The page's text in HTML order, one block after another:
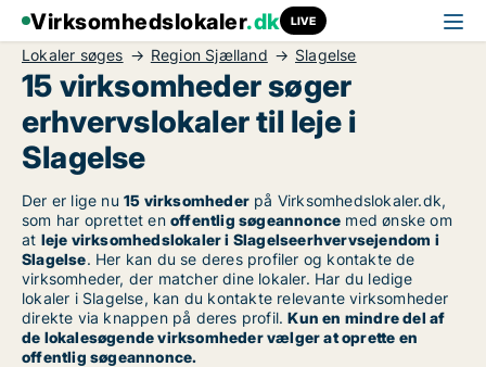
Virksomhedslokaler.dk LIVE
Lokaler søges Region Sjælland Slagelse
15 virksomheder søger
erhvervslokaler til leje i
Slagelse
Der er lige nu 15 virksomheder på Virksomhedslokaler.dk,
som har oprettet en offentlig søgeannonce med ønske om
at leje virksomhedslokaler i Slagelseerhvervsejendom i
Slagelse. Her kan du se deres profiler og kontakte de
virksomheder, der matcher dine lokaler. Har du ledige
lokaler i Slagelse, kan du kontakte relevante virksomheder
direkte via knappen på deres profil.Kun en mindre del af
de lokalesøgende virksomheder vælger at oprette en
offentlig søgeannonce.